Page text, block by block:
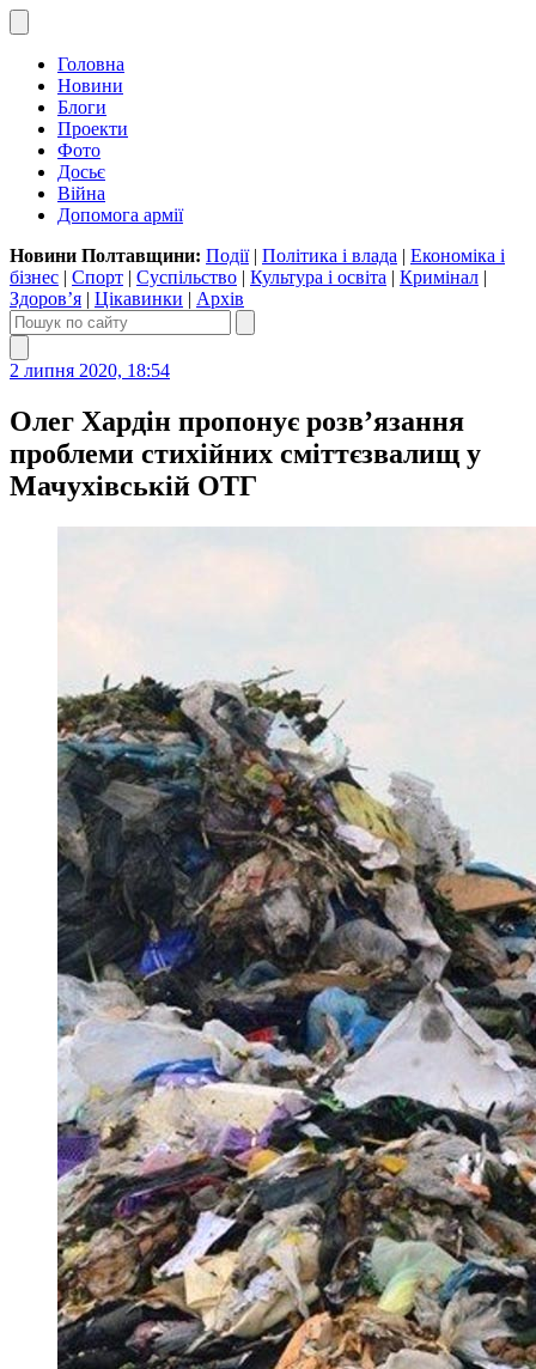
Головна
Новини
Блоги
Проекти
Фото
Досьє
Війна
Допомога армії
Новини Полтавщини: Події| Політика і влада | Економіка і
бізнес | Спорт | Суспільство | Культура і освіта | Кримінал |
Здоров’я | Цікавинки | Архів
2 липня 2020, 18:54
Олег Хардін пропонує розв’язання
проблеми стихійних сміттєзвалищ у
Мачухівській ОТГ